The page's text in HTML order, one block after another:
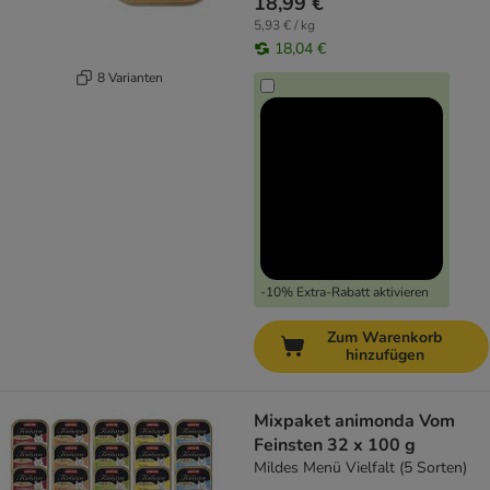
8 Varianten
5,93 € / kg
18,04 €
-10% Extra-Rabatt aktivieren
Zum Warenkorb
hinzufügen
Mixpaket animonda Vom
Feinsten 32 x 100 g
Mildes Menü Vielfalt (5 Sorten)